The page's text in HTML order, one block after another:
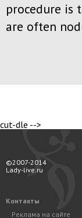
procedure is
are often
cut-dle -->
©2007-2014
Lady-live.ru
Контакты
Реклама на сайте